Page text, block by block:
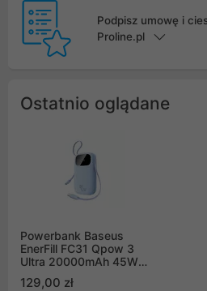
Podpisz umowę i
Proline.pl
Ostatnio oglądane
Powerbank Baseus
EnerFill FC31 Qpow 3
Ultra 20000mAh 45W z
cyfrowym z
129,00 zł